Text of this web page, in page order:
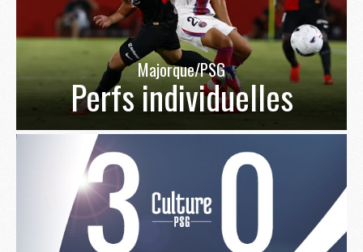
Majorque/PSG
Perfs individuelles